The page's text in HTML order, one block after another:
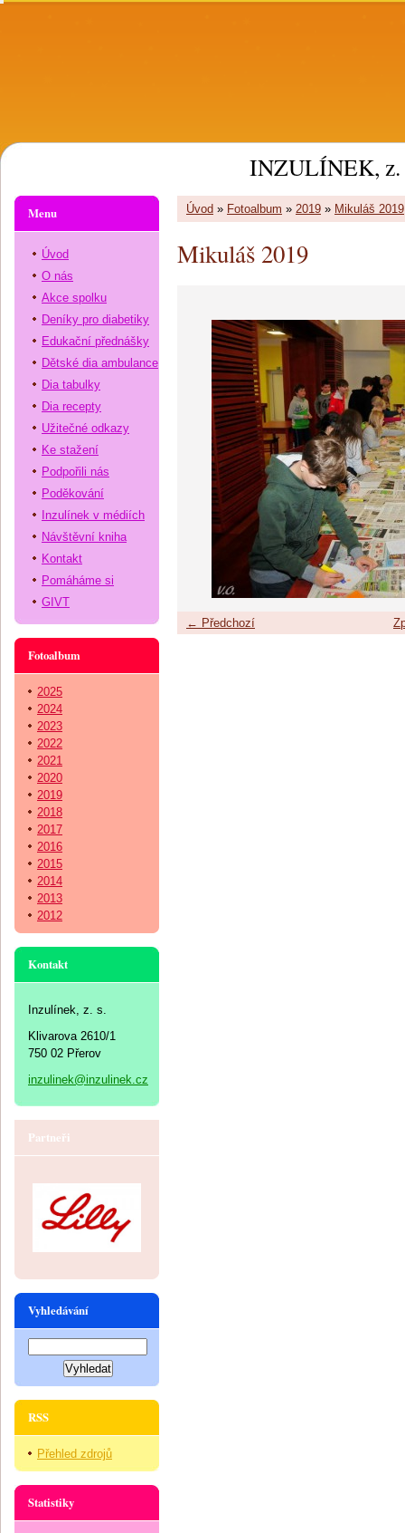
INZULÍNEK, z.
Úvod » Fotoalbum » 2019 » Mikuláš 2019
Mikuláš 2019
← Předchozí
Menu
Úvod
O nás
Akce spolku
Deníky pro diabetiky
Edukační přednášky
Dětské dia ambulance
Dia tabulky
Dia recepty
Užitečné odkazy
Ke stažení
Podpořili nás
Poděkování
Inzulínek v médiích
Návštěvní kniha
Kontakt
Pomáháme si
GIVT
Fotoalbum
2025
2024
2023
2022
2021
2020
2019
2018
2017
2016
2015
2014
2013
2012
Kontakt
Inzulínek, z. s.
Klivarova 2610/1
750 02 Přerov
inzulinek@inzulinek.cz
Partneři
Vyhledávání
RSS
Přehled zdrojů
Statistiky